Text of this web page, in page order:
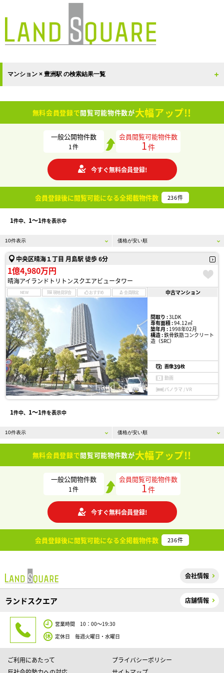
マンション × 豊洲駅 の検索結果一覧
無料会員登録で閲覧可能物件数が大幅アップ!!
一般公開物件数
1件
会員閲覧可能物件数
1件
今すぐ無料会員登録!
会員登録後に閲覧可能になる全掲載物件数 236件
1件中、 1〜1件を表示中
中央区晴海１丁目 月島駅 徒歩 6分
1億4,980万円
晴海アイランドトリトンスクエアビュータワー
NEW 現地見学会 おすすめ 会員限定 中古マンション
間取り :3LDK
専有面積 :94.12㎡
築年月 :1998年02月
構造 :鉄骨鉄筋コンクリート
造（SRC）
画像39枚
動画
パノラマ / VR
1件中、 1〜1件を表示中
無料会員登録で閲覧可能物件数が大幅アップ!!
一般公開物件数
1件
会員閲覧可能物件数
1件
今すぐ無料会員登録!
会員登録後に閲覧可能になる全掲載物件数 236件
会社情報
ランドスクエア 店舗情報
営業時間 10：00～19:30
定休日 毎週火曜日・水曜日
ご利用にあたって
プライバシーポリシー